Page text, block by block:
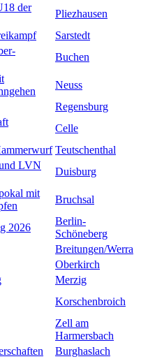
der
Pliezhausen
Sarstedt
Buchen
Neuss
Regensburg
Celle
Teutschenthal
LVN
Duisburg
mit
Bruchsal
2026
Berlin-
Schöneberg
Breitungen/Werra
Oberkirch
Merzig
Korschenbroich
Zell am
Harmersbach
Burghaslach